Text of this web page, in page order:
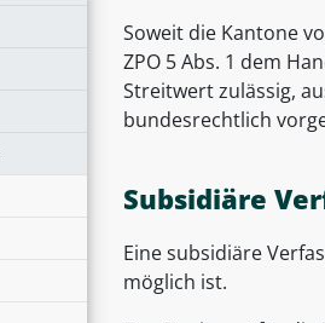
Soweit die Kantone
ZPO 5 Abs. 1 dem
Streitwert zulässig,
bundesrechtlich
Subsidiäre
Eine subsidiäre
möglich ist.